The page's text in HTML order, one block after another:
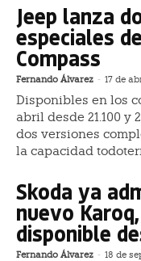
Jeep lanza
especiales
Compass
Fernando Álvarez - 17 de
Disponibles en los
abril desde 21.100 y
dos versiones
la capacidad
Skoda ya
nuevo
disponible
Fernando Álvarez - 18 de